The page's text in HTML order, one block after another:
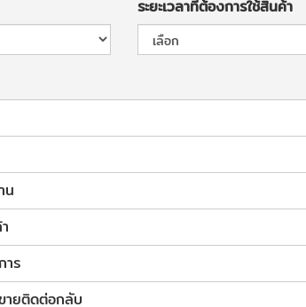
ระยะเวลาที่ต้องการใช้สินค้า
น
าร
ายติดต่อกลับ